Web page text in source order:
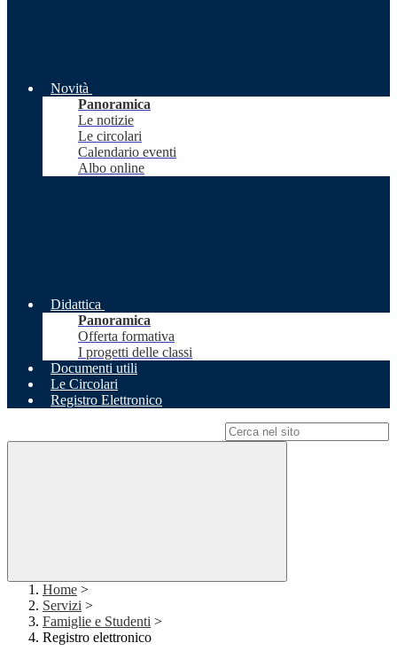
Novità
Panoramica
Le notizie
Le circolari
Calendario eventi
Albo online
Didattica
Panoramica
Offerta formativa
I progetti delle classi
Documenti utili
Le Circolari
Registro Elettronico
Home >
Servizi >
Famiglie e Studenti >
Registro elettronico